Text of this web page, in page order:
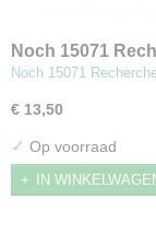
Noch 15071
Noch 15071
€ 13,50
✓ Op voorraad
IN